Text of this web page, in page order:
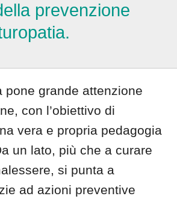
prevenzione
pone grande attenzione
con l’obiettivo di
vera e propria pedagogia
un lato, più che a curare
si punta a
ad azioni preventive